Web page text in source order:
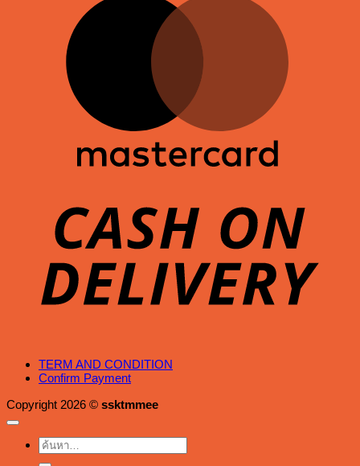
TERM AND CONDITION
Confirm Payment
Copyright 2026 © ssktmmee
ค้นหา: